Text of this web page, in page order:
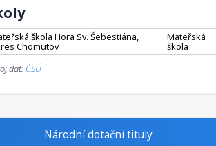
škola Hora Sv. Šebestiána,
Chomutov
Mateřská
škola
dat: ČSÚ
Národní dotační tituly